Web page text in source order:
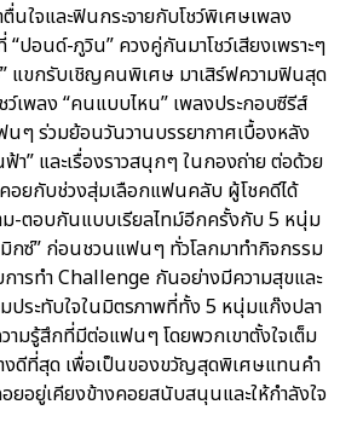
ใจและฟินกระจายกับโชว์พิเศษเพลง
“ปอนด์-ภูวิน” ควงคู่กันมาโชว์เสียงเพราะๆ
แขกรับเชิญคนพิเศษ มาเสิร์ฟความฟินสุด
เพลง “คนแบบไหน” เพลงประกอบซีรีส์
ๆ ร่วมย้อนวันวานบรรยากาศเบื้องหลัง
า” และเรื่องราวสนุกๆ ในกองถ่าย ต่อด้วย
ยกับช่วงสุ่มเลือกแฟนคลับ ผู้โชคดีได้
ม-ตอบกันแบบเรียลไทม์อีกครั้งกับ 5 หนุ่ม
ซ์” ก่อนชวนแฟนๆ ทั่วโลกมาทำกิจกรรม
รทำ Challenge กันอย่างมีความสุขและ
ระทับใจในมิตรภาพที่ทั้ง 5 หนุ่มแก๊งปลา
มรู้สึกที่มีต่อแฟนๆ โดยพวกเขาตั้งใจเต็ม
งดีที่สุด เพื่อเป็นของขวัญสุดพิเศษแทนคำ
ยู่เคียงข้างคอยสนับสนุนและให้กำลังใจ